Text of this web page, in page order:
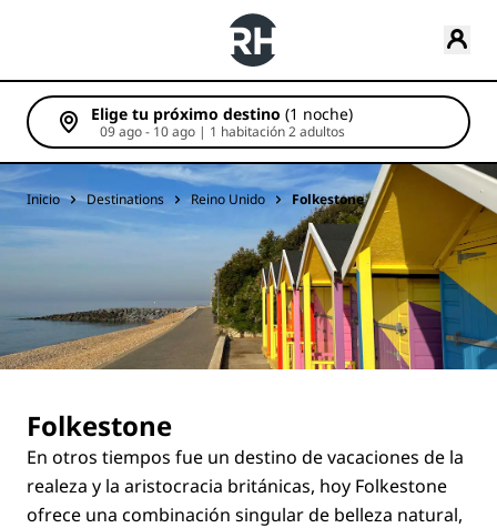
Elige tu próximo destino (1 noche)
09 ago - 10 ago | 1 habitación 2 adultos
Inicio Destinations Reino Unido Folkestone
Folkestone
En otros tiempos fue un destino de vacaciones de la
realeza y la aristocracia británicas, hoy Folkestone
ofrece una combinación singular de belleza natural,